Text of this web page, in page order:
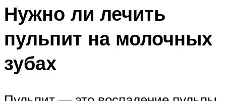
Нужно ли лечить
пульпит на молочных
зубах